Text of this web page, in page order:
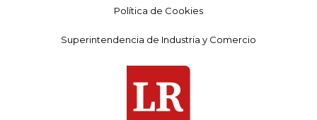
Política de Cookies
Superintendencia de Industria y Comercio